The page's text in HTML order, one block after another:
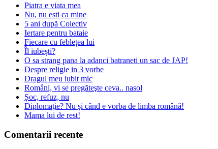
Piatra e viata mea
Nu, nu ești ca mine
5 ani după Colectiv
Iertare pentru bataie
Fiecare cu feblețea lui
Îl iubești?
O sa strang pana la adanci batraneti un sac de JAP!
Despre religie in 3 vorbe
Dragul meu iubit mic
Români, vi se pregăteşte ceva.. nasol
Șoc, refuz, nu
Diplomaţie? Nu şi când e vorba de limba română!
Mama lui de rest!
Comentarii recente